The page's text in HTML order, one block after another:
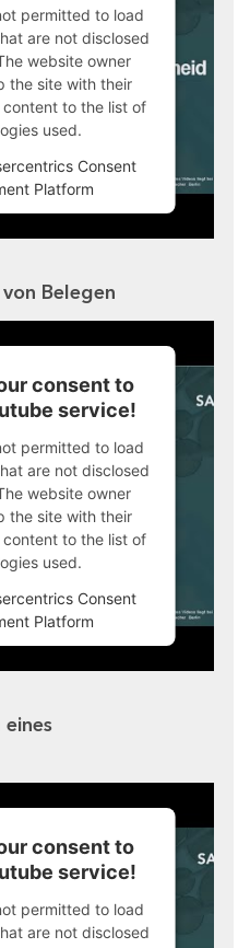
permitted to load
are not disclosed
website owner
the site with their
to the list of
used.
Consent
Platform
Belegen
consent to
service!
permitted to load
are not disclosed
website owner
the site with their
to the list of
used.
Consent
Platform
consent to
service!
permitted to load
are not disclosed